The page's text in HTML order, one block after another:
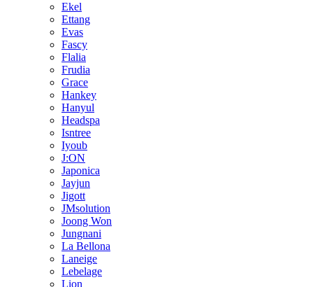
Ekel
Ettang
Evas
Fascy
Flalia
Frudia
Grace
Hankey
Hanyul
Headspa
Isntree
Iyoub
J:ON
Japonica
Jayjun
Jigott
JMsolution
Joong Won
Jungnani
La Bellona
Laneige
Lebelage
Lion